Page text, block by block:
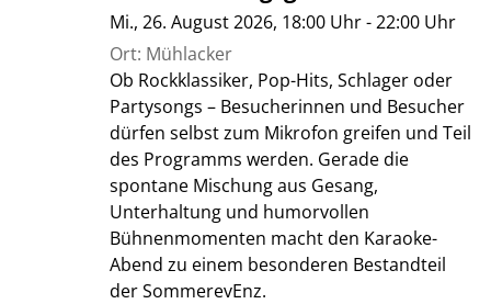
Mi., 26. August 2026, 18:00 Uhr- 22:00 Uhr
Ort: Mühlacker
Ob Rockklassiker, Pop-Hits, Schlager oder
Partysongs – Besucherinnen und Besucher
dürfen selbst zum Mikrofon greifen und Teil
des Programms werden. Gerade die
spontane Mischung aus Gesang,
Unterhaltung und humorvollen
Bühnenmomenten macht den Karaoke-
Abend zu einem besonderen Bestandteil
der SommerevEnz.